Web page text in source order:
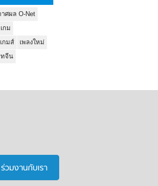
ศผล O-Net
เกม
เกมส์
เพลงใหม่
ทจีน
ร่วมงานกับเรา